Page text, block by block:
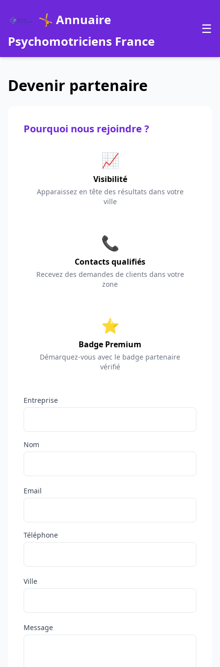
🤸 Annuaire
Psychomotriciens France
☰
Devenir partenaire
Pourquoi nous rejoindre ?
📈
Visibilité
Apparaissez en tête des résultats dans votre
ville
📞
Contacts qualifiés
Recevez des demandes de clients dans votre
zone
⭐
Badge Premium
Démarquez-vous avec le badge partenaire
vérifié
Entreprise
Nom
Email
Téléphone
Ville
Message